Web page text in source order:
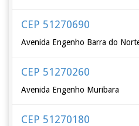
CEP 51270690
Avenida Engenho Barra do
CEP 51270260
Avenida Engenho Muribara
CEP 51270180